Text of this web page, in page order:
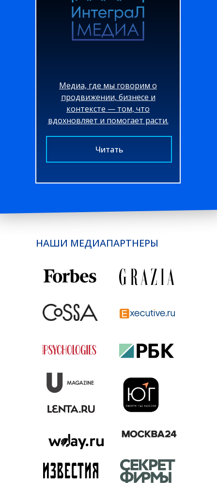
Медиа, где мы говорим о
продвижении, бизнесе и
контексте — том, что
вдохновляет и помогает расти.
Читать
НАШИ МЕДИАПАРТНЕРЫ